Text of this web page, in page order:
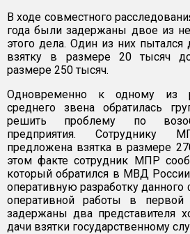
В ходе совместного
года были задержаны двое из
этого дела. Один из них
взятку в размере 20 тысяч
размере 250 тысяч.
Одновременно к одному из
среднего звена обратилась
решить проблему по
предприятия.
предложена взятка в размере
этом факте сотрудник МПР
который обратился в МВД
оперативную разработку данного
оперативной работы в
задержаны два представителя
дачи взятки государственному